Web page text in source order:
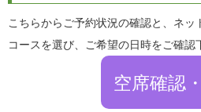
こちらからご予約状況の確認と、ネッ
コースを選び、ご希望の日時をご確認
空席確認